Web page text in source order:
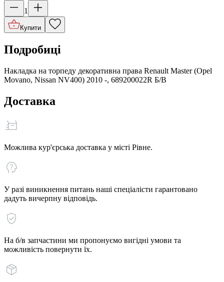
1
Купити
Подробиці
Накладка на торпеду декоративна права Renault Master (Opel
Movano, Nissan NV400) 2010 -, 689200022R Б/В
Доставка
Можлива кур'єрська доставка у місті Рівне.
У разі виникнення питань наші спеціалісти гарантовано
дадуть вичерпну відповідь.
На б/в запчастини ми пропонуємо вигідні умови та
можливість повернути їх.